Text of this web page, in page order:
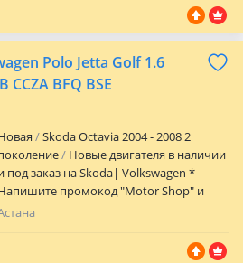
Skoda Rapid, Fabia, Roomster, Superb, Yeti,
Octavia/Volkswagen Polo, Jetta, Golf,
Eos, Tiguan -Производство* КНР*
новое* -Гарантия 14 дней
-Доставка по всему РК -Наличный и без
уточняйте!
Polo Jetta Golf 1.6
CCZA BFQ BSE
Skoda Octavia 2004 - 2008 2
Новые двигателя в наличии
под заказ на Skoda| Volkswagen *
промокод "Motor Shop" и
получите 3% скидку * Работаем на
Применялись на такие модели как: